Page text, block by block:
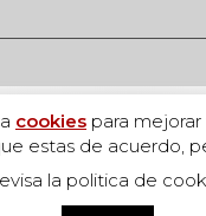
cookies para
estas de acuerdo,
la politica de